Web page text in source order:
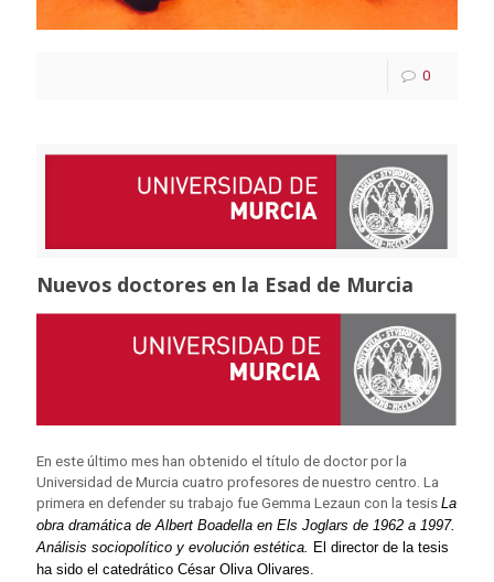
0
Nuevos doctores en la Esad de Murcia
En este último mes han obtenido el título de doctor por la
Universidad de Murcia cuatro profesores de nuestro centro. La
primera en defender su trabajo fue Gemma Lezaun con la tesis La
obra dramática de Albert Boadella en Els Joglars de 1962 a 1997.
Análisis sociopolítico y evolución estética. El director de la tesis
ha sido el catedrático César Oliva Olivares.